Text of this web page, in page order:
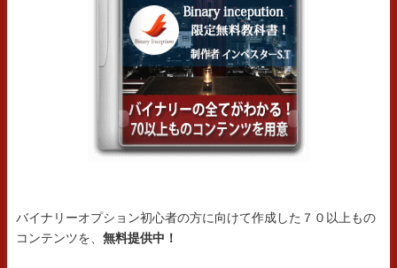
バイナリーオプション初心者の方に向けて作成した７０以上もの
コンテンツを、 無料提供中！